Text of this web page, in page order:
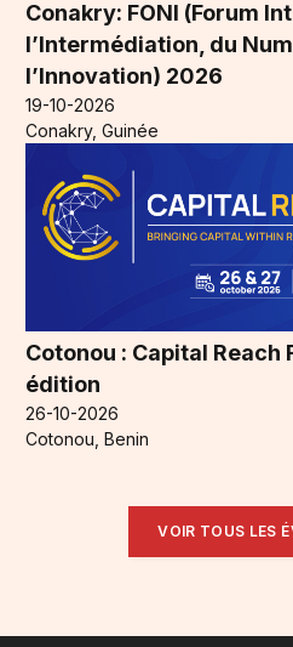
Conakry: FONI (Forum
l’Intermédiation, du
l’Innovation) 2026
19-10-2026
Conakry, Guinée
Cotonou : Capital Reach
édition
26-10-2026
Cotonou, Benin
VOIR TOUS LES